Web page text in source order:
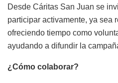
Desde Cáritas San Juan se
participar activamente, ya sea
ofreciendo tiempo como
ayudando a difundir la
¿Cómo colaborar?